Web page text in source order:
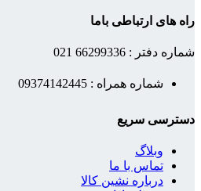
راه های ارتباطی باما
شماره دفتر : 66299336 021
شماره همراه : 09374142445
دسترسی سریع
وبلاگ
تماس با ما
درباره نشین کالا